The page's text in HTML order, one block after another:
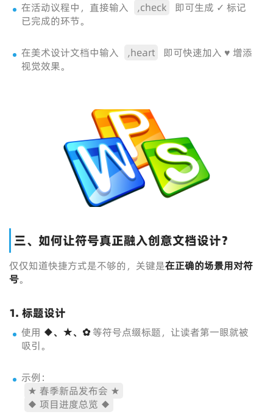
在活动议程中，直接输入 ,check
即可生成 ✓ 标记
已完成的环节。
在美术设计文档中输入 ,heart
即可快速加入 ♥ 增添
视觉效果。
三、如何让符号真正融入创意文档设计？
仅仅知道快捷方式是不够的，关键是在正确的场景用对符
号。
1. 标题设计
使用 ◆、★、✿等符号点缀标题，让读者第一眼就被
吸引。
示例：
★ 春季新品发布会 ★
◆ 项目进度总览 ◆